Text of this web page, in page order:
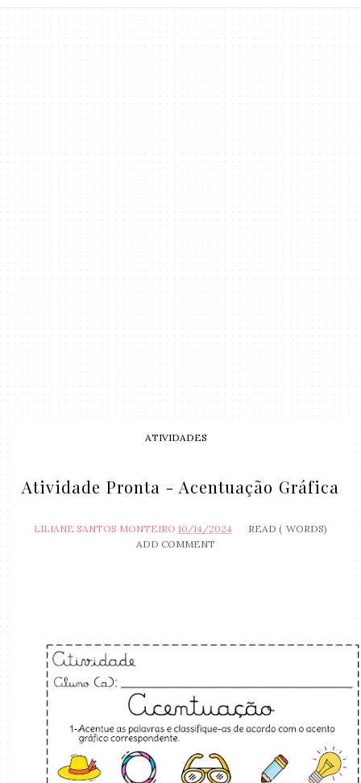
ATIVIDADES
Atividade Pronta - Acentuação Gráfica
LILIANE SANTOS MONTEIRO 10/14/2024 READ ( WORDS)
ADD COMMENT